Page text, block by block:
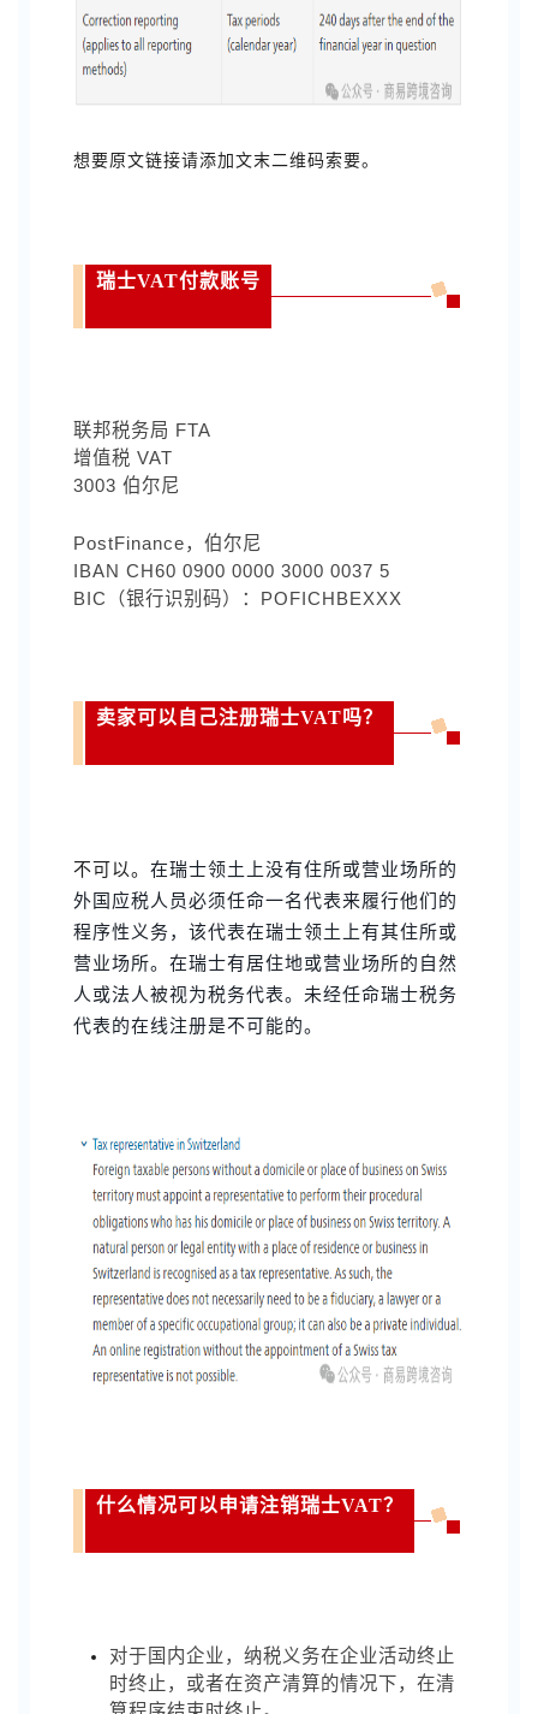
想要原文链接请添加文末二维码索要。
瑞士VAT付款账号
联邦税务局 FTA
增值税 VAT
3003 伯尔尼
PostFinance，伯尔尼
IBAN CH60 0900 0000 3000 0037 5
BIC（银行识别码）：POFICHBEXXX
卖家可以自己注册瑞士VAT吗？
不可以。 在瑞士领土上没有住所或营业场所的
外国应税人员必须任命一名代表来履行他们的
程序性义务，该代表在瑞士领土上有其住所或
营业场所。在瑞士有居住地或营业场所的自然
人或法人被视为税务代表。未经任命瑞士税务
代表的在线注册是不可能的。
什么情况可以申请注销瑞士VAT？
对于国内企业，纳税义务在企业活动终止
时终止，或者在资产清算的情况下，在清